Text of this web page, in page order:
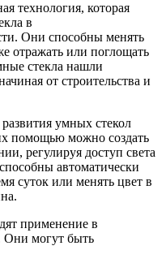
технология, которая
в
Они способны менять
отражать или поглощать
стекла нашли
от строительства и
умных стекол
помощью можно создать
регулируя доступ света
автоматически
суток или менять цвет в
применение в
Они могут быть